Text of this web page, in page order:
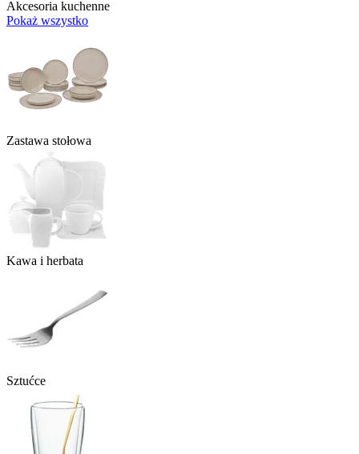
Akcesoria kuchenne
Pokaż wszystko
Zastawa stołowa
Kawa i herbata
Sztućce